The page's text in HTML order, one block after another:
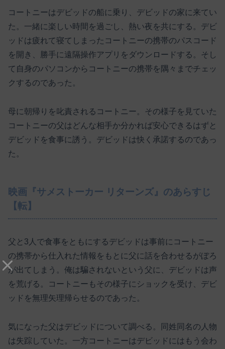
コートニーはデビッドの船に乗り、デビッドの家に来てい
た。一緒に楽しい時間を過ごし、熱い夜を共にする。デビ
ッドは疲れて寝てしまったコートニーの携帯のパスコード
を開き、勝手に遠隔操作アプリをダウンロードする。そし
て自身のパソコンからコートニーの携帯を隅々までチェッ
クするのであった。
母に朝帰りを叱責されるコートニー。その様子を見ていた
コートニーの父はどんな相手か分かれば安心できるはずと
デビッドを食事に誘う。デビッドは快く承諾するのであっ
た。
映画『サメストーカー リターンズ』のあらすじ
【転】
父と3人で食事をともにするデビッドは事前にコートニー
の携帯から仕入れた情報をもとに父に話を合わせるがぼろ
が出てしまう。俺は騙されないという父に、デビッドは声
を荒げる。コートニーもその様子にショックを受け、デビ
ッドを無理矢理帰らせるのであった。
気になった父はデビッドについて調べる。同姓同名の人物
は失踪していた。一方コートニーはデビッドにはもう会わ